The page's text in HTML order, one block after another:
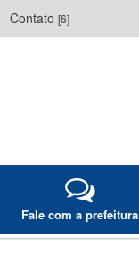
Contato [6]
Fale com a prefeitura